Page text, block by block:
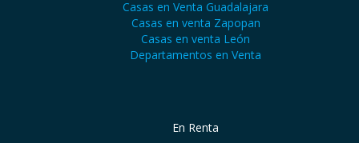
Casas en Venta Guadalajara
Casas en venta Zapopan
Casas en venta León
Departamentos en Venta
En Renta